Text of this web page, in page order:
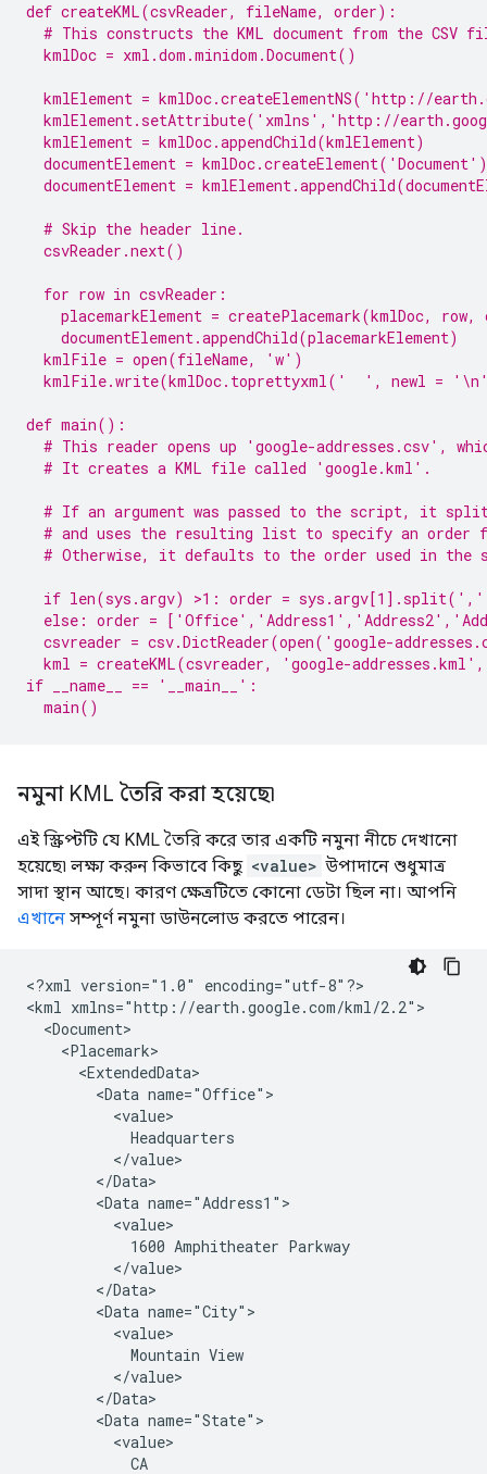
def createKML(csvReader, fileName, order):
# This constructs the KML document from the CSV
kmlDoc = xml.dom.minidom.Document()
kmlElement = kmlDoc.createElementNS('http://
kmlElement.setAttribute('xmlns','http://
kmlElement = kmlDoc.appendChild(kmlElement)
documentElement = kmlDoc.createElement('Document')
documentElement =
# Skip the header line.
csvReader.next()
for row in csvReader:
placemarkElement = createPlacemark(kmlDoc, row,
documentElement.appendChild(placemarkElement)
kmlFile = open(fileName, 'w')
kmlFile.write(kmlDoc.toprettyxml('  ', newl =
def main():
# This reader opens up 'google-addresses.csv',
# It creates a KML file called 'google.kml'.
# If an argument was passed to the script, it splits
# and uses the resulting list to specify an order
# Otherwise, it defaults to the order used in the
if len(sys.argv) >1: order =
else: order =
csvreader = csv.DictReader(open('google-
kml = createKML(csvreader, 'google-
if __name__ == '__main__':
main()
নমুনা KML তৈরি করা হয়েছে৷
এই স্ক্রিপ্টটি যে KML তৈরি করে তার একটি নমুনা নীচে দেখানো
হয়েছে৷ লক্ষ্য করুন কিভাবে কিছু <value> উপাদানে শুধুমাত্র
সাদা স্থান আছে। কারণ ক্ষেত্রটিতে কোনো ডেটা ছিল না। আপনি
এখানে সম্পূর্ণ নমুনা ডাউনলোড করতে পারেন।
<?xml version="1.0" encoding="utf-8"?>
<kml xmlns="http://earth.google.com/kml/2.2">
<Document>
<Placemark>
<ExtendedData>
<Data name="Office">
<value>
Headquarters
</value>
</Data>
<Data name="Address1">
<value>
1600 Amphitheater Parkway
</value>
</Data>
<Data name="City">
<value>
Mountain View
</value>
</Data>
<Data name="State">
<value>
CA